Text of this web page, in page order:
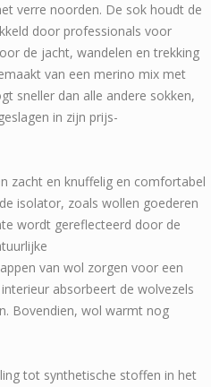
verre noorden. De sok houdt de
door professionals voor
de jacht, wandelen en trekking
van een merino mix met
sneller dan alle andere sokken,
in zijn prijs-
zacht en knuffelig en comfortabel
isolator, zoals wollen goederen
wordt gereflecteerd door de
van wol zorgen voor een
absorbeert de wolvezels
Bovendien, wol warmt nog
tot synthetische stoffen in het